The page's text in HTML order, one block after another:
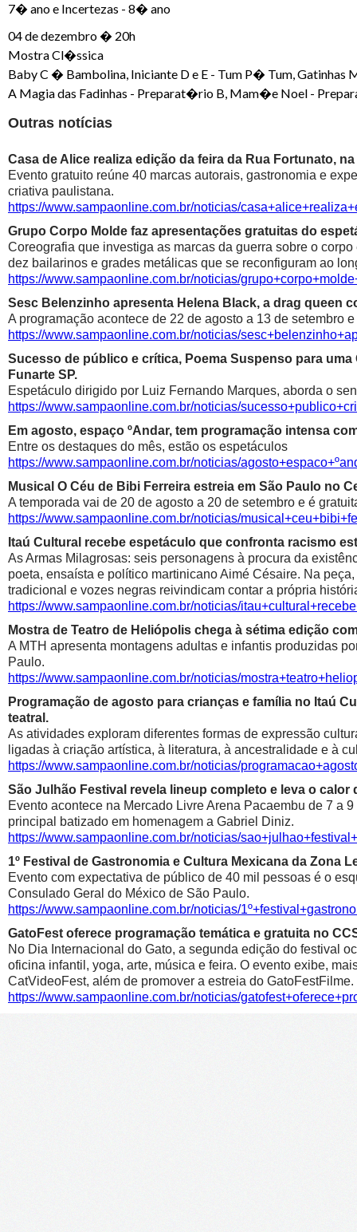
7� ano e Incertezas - 8� ano
04 de dezembro � 20h
Mostra Cl�ssica
Baby C � Bambolina, Iniciante D e E - Tum P� Tum, Gatinhas
A Magia das Fadinhas - Preparat�rio B, Mam�e Noel -
Outras notícias
Casa de Alice realiza edição da feira da Rua Fortunato,
Evento gratuito reúne 40 marcas autorais, gastronomia e
criativa paulistana.
https://www.sampaonline.com.br/noticias/
Grupo Corpo Molde faz apresentações gratuitas do
Coreografia que investiga as marcas da guerra sobre o
dez bailarinos e grades metálicas que se reconfiguram ao
https://www.sampaonline.com.br/noticias/
Sesc Belenzinho apresenta Helena Black, a drag queen
A programação acontece de 22 de agosto a 13 de setembro
https://www.sampaonline.com.br/noticias/
Sucesso de público e crítica, Poema Suspenso para
Funarte SP.
Espetáculo dirigido por Luiz Fernando Marques, aborda o
https://www.sampaonline.com.br/noticias/
Em agosto, espaço ºAndar, tem programação intensa
Entre os destaques do mês, estão os espetáculos
https://www.sampaonline.com.br/noticias/
Musical O Céu de Bibi Ferreira estreia em São Paulo no
A temporada vai de 20 de agosto a 20 de setembro e é
https://www.sampaonline.com.br/noticias/
Itaú Cultural recebe espetáculo que confronta racismo
As Armas Milagrosas: seis personagens à procura da
poeta, ensaísta e político martinicano Aimé Césaire. Na
tradicional e vozes negras reivindicam contar a própria
https://www.sampaonline.com.br/noticias/
Mostra de Teatro de Heliópolis chega à sétima edição
A MTH apresenta montagens adultas e infantis produzidas
Paulo.
https://www.sampaonline.com.br/noticias/
Programação de agosto para crianças e família no Itaú
teatral.
As atividades exploram diferentes formas de expressão
ligadas à criação artística, à literatura, à ancestralidade e à
https://www.sampaonline.com.br/noticias/
São Julhão Festival revela lineup completo e leva o calor
Evento acontece na Mercado Livre Arena Pacaembu de 7 a
principal batizado em homenagem a Gabriel Diniz.
https://www.sampaonline.com.br/noticias/
1º Festival de Gastronomia e Cultura Mexicana da Zona
Evento com expectativa de público de 40 mil pessoas é o
Consulado Geral do México de São Paulo.
https://www.sampaonline.com.br/noticias/
GatoFest oferece programação temática e gratuita no
No Dia Internacional do Gato, a segunda edição do festival
oficina infantil, yoga, arte, música e feira. O evento exibe,
CatVideoFest, além de promover a estreia do GatoFestFilme.
https://www.sampaonline.com.br/noticias/